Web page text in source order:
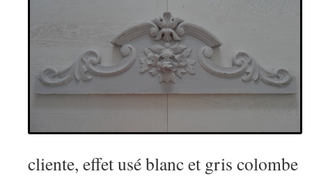
cliente, effet usé blanc et gris colombe